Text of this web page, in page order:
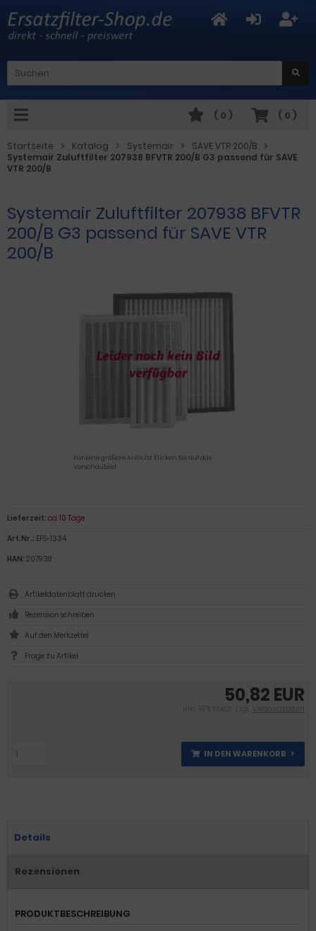
( 0 )
( 0 )
Startseite Katalog Systemair
SAVE VTR 200/B
Systemair Zuluftfilter 207938 BFVTR 200/B G3 passend für SAVE
VTR 200/B
Systemair Zuluftfilter 207938 BFVTR
200/B G3 passend für SAVE VTR
200/B
Für eine größere Ansicht klicken Sie auf das
Vorschaubild
50,82 EUR
inkl. 19 % MwSt. zzgl. Versandkosten
IN DEN WARENKORB
Lieferzeit: ca. 10 Tage
Art.Nr.: EFS-1334
HAN: 207938
Artikeldatenblatt drucken
Rezension schreiben
Frage zu Artikel
Details
Rezensionen
PRODUKTBESCHREIBUNG